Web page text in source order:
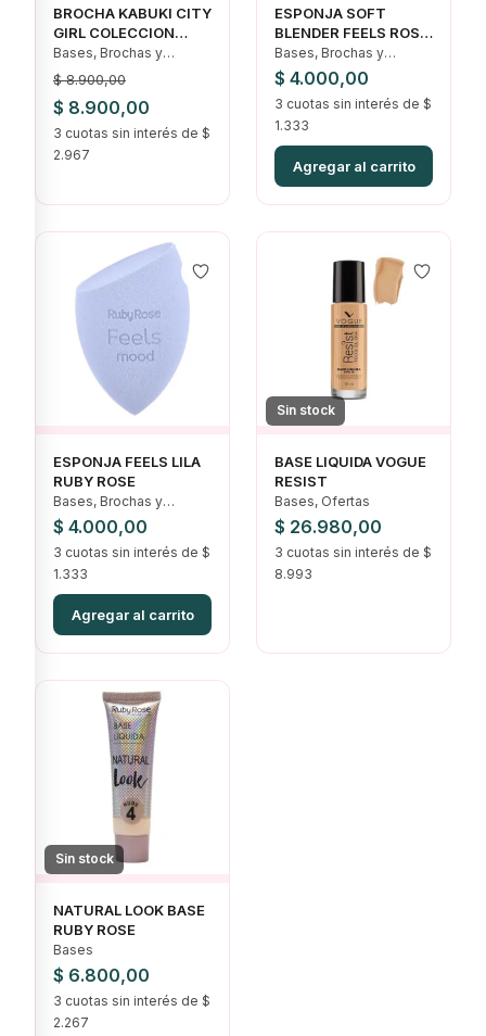
BROCHA KABUKI CITY
GIRL COLECCION
ROSA
Bases, Brochas y
Esponjas, Ofertas
$8.900,00
El
precio
original
$ 8.900,00
precio
3 cuotas sin interés de $
2.967
ESPONJA SOFT
BLENDER FEELS ROSA
RUBY ROSE
Bases, Brochas y
Esponjas, Correctores,
Ofertas, Rostro
$ 4.000,00
3 cuotas sin interés de $
1.333
Agregar al carrito
ESPONJA FEELS LILA
RUBY ROSE
Bases, Brochas y
Esponjas, Correctores,
Rostro
$ 4.000,00
3 cuotas sin interés de $
1.333
Agregar al carrito
Sin stock
BASE LIQUIDA VOGUE
RESIST
Bases, Ofertas
$ 26.980,00
3 cuotas sin interés de $
8.993
Sin stock
NATURAL LOOK BASE
RUBY ROSE
Bases
$ 6.800,00
3 cuotas sin interés de $
2.267